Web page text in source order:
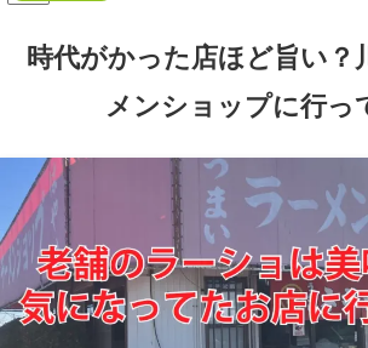
時代がかった店ほど旨い？
メンショップに行っ